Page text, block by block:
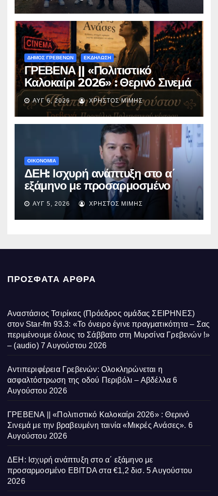
Περιβόλι – Αβδέλλα
ΔΗΜΟΣ ΓΡΕΒΕΝΩΝ ΕΚΔΗΛΩΣΗ
ΓΡΕΒΕΝΑ || «Πολιτιστικό
Καλοκαίρι 2026» : Θερινό Σινεμά
με την βραβευμένη ταινία
«Μικρές Ανάσες».
ΑΥΓ 6, 2026 ΧΡΉΣΤΟΣ ΜΊΜΗΣ
ΟΙΚΟΝΟΜΙΑ
ΔΕΗ: Ισχυρή ανάπτυξη στο α΄
εξάμηνο με προσαρμοσμένο
EBITDA στα €1,2 δισ.
ΑΥΓ 5, 2026 ΧΡΉΣΤΟΣ ΜΊΜΗΣ
ΠΡΌΣΦΑΤΑ ΆΡΘΡΑ
Αναστάσιος Τσιρίκας (Πρόεδρος ομάδας ΣΕΙΡΗΝΕΣ)
στον Star-fm 93.3: «Το όνειρο έγινε πραγματικότητα – Σας
περιμένουμε όλους το Σάββατο στη Μυρσίνα Γρεβενών !»
– (audio) 7 Αυγούστου 2026
Αντιπεριφέρεια Γρεβενών: Ολοκληρώνεται η
ασφαλτόστρωση της οδού Περιβόλι – Αβδέλλα 6
Αυγούστου 2026
ΓΡΕΒΕΝΑ || «Πολιτιστικό Καλοκαίρι 2026» : Θερινό
Σινεμά με την βραβευμένη ταινία «Μικρές Ανάσες». 6
Αυγούστου 2026
ΔΕΗ: Ισχυρή ανάπτυξη στο α΄ εξάμηνο με
προσαρμοσμένο EBITDA στα €1,2 δισ. 5 Αυγούστου
2026